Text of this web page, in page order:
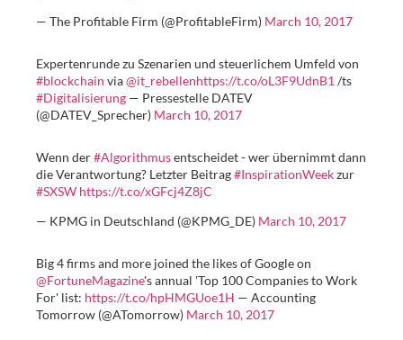
— The Profitable Firm (@ProfitableFirm) March 10, 2017
Expertenrunde zu Szenarien und steuerlichem Umfeld von
#blockchain via@it_rebellenhttps://t.co/oL3F9UdnB1 /ts
#Digitalisierung — Pressestelle DATEV
(@DATEV_Sprecher) March 10, 2017
Wenn der#Algorithmusentscheidet - wer übernimmt dann
die Verantwortung? Letzter Beitrag#InspirationWeekzur
#SXSW https://t.co/xGFcj4Z8jC
— KPMG in Deutschland (@KPMG_DE) March 10, 2017
Big 4 firms and more joined the likes of Google on
@FortuneMagazine's annual 'Top 100 Companies to Work
For' list: https://t.co/hpHMGUoe1H — Accounting
Tomorrow (@ATomorrow) March 10, 2017